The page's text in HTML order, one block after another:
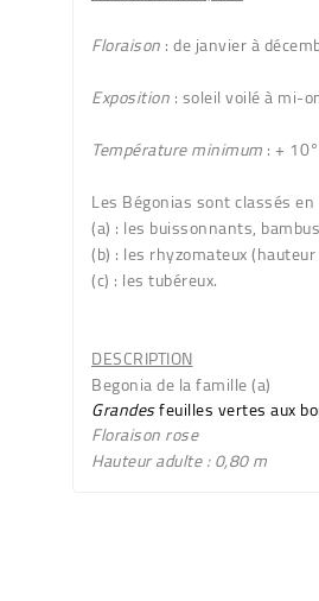
Floraison: de janvier à
Exposition: soleil voilé à mi-
Température minimum: + 10°
Les Bégonias sont classés en
(a) : les buissonnants,
(b) : les rhyzomateux
(c) : les tubéreux.
DESCRIPTION
Begonia de la famille (a)
Grandesfeuillesvertes aux
Floraisonrose
Hauteur adulte : 0,80 m